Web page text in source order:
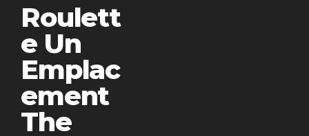
Roulett
e Un
Emplac
ement
The